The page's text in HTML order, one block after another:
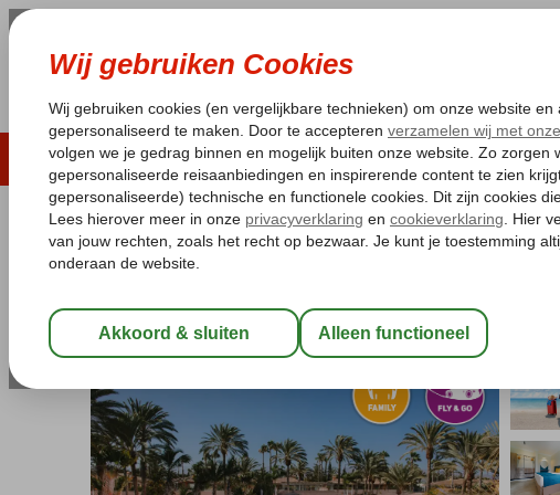
LAST MINUTE ZOMER 2026 ZONVAKANTIE
Pakketgarantie Laagsteprijsgarantie* Gratis annuleren*
Home
Spanje Canarische Eilanden
Fly & Go Suites & Villas by Dunas
Logies en ontbijt- Hotel